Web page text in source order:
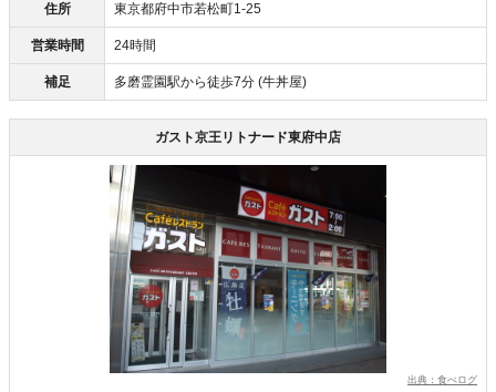
住所 東京都府中市若松町1-25
営業時間 24時間
補足 多磨霊園駅から徒歩7分 (牛丼屋)
ガスト京王リトナード東府中店
出典：食べログ